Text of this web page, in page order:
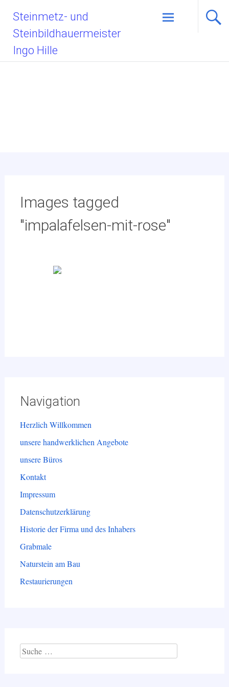
Steinmetz- und
Steinbildhauermeister
Ingo Hille
Zum
Inhalt
Images tagged
"impalafelsen-mit-rose"
Navigation
Herzlich Willkommen
unsere handwerklichen Angebote
unsere Büros
Kontakt
Impressum
Datenschutzerklärung
Historie der Firma und des Inhabers
Grabmale
Naturstein am Bau
Restaurierungen
Suche
nach: